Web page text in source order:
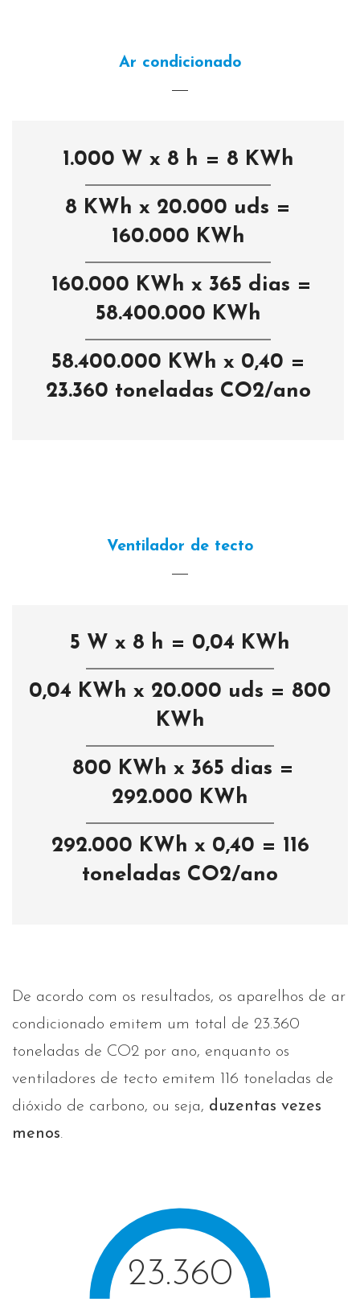
Ar condicionado
1.000 W x 8 h = 8 KWh
8 KWh x 20.000 uds =
160.000 KWh
160.000 KWh x 365 dias =
58.400.000 KWh
58.400.000 KWh x 0,40 =
23.360 toneladas CO2/ano
Ventilador de tecto
5 W x 8 h = 0,04 KWh
0,04 KWh x 20.000 uds = 800
KWh
800 KWh x 365 dias =
292.000 KWh
292.000 KWh x 0,40 = 116
toneladas CO2/ano
De acordo com os resultados, os aparelhos de ar
condicionado emitem um total de 23.360
toneladas de CO2 por ano, enquanto os
ventiladores de tecto emitem 116 toneladas de
dióxido de carbono, ou seja, duzentas vezes
menos.
23.360